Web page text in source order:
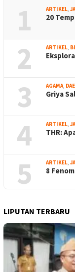
1 ARTIKEL
20
2 ARTIKEL
3 AGAMA
Griya
4 ARTIKEL
THR:
5 ARTIKEL
8
LIPUTAN TERBARU